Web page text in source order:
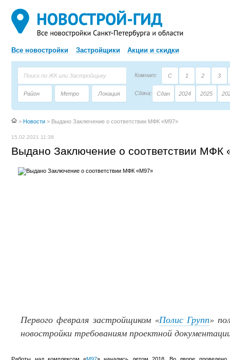
Все новостройки Застройщики Акции и скидки
Комнат: С 1 2 3
Район Метро Локация Сдача: Сдан 2024 2025
> Новости > Выдано Заключение о соответствии МФК «М97»
15.02.2021 11:38
Выдано Заключение о соответствии МФК
Первого февраля застройщиком «Полис Групп»
новостройки требованиям проектной